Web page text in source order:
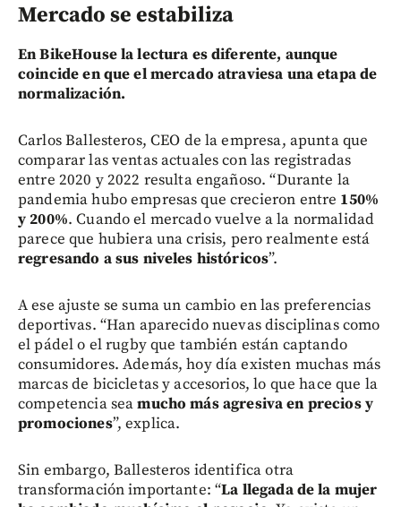
Mercado se estabiliza
En BikeHouse la lectura es diferente, aunque
coincide en que el mercado atraviesa una etapa de
normalización.
Carlos Ballesteros, CEO de la empresa, apunta que
comparar las ventas actuales con las registradas
entre 2020 y 2022 resulta engañoso. “Durante la
pandemia hubo empresas que crecieron entre 150%
y 200%. Cuando el mercado vuelve a la normalidad
parece que hubiera una crisis, pero realmente está
regresando a sus niveles históricos”.
A ese ajuste se suma un cambio en las preferencias
deportivas. “Han aparecido nuevas disciplinas como
el pádel o el rugby que también están captando
consumidores. Además, hoy día existen muchas más
marcas de bicicletas y accesorios, lo que hace que la
competencia seamucho más agresiva en precios y
promociones”, explica.
Sin embargo, Ballesteros identifica otra
transformación importante: “La llegada de la mujer